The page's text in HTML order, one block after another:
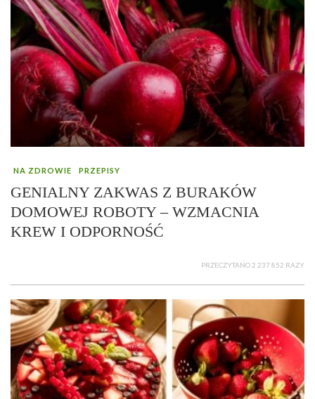
NA ZDROWIE PRZEPISY
GENIALNY ZAKWAS Z BURAKÓW
DOMOWEJ ROBOTY – WZMACNIA
KREW I ODPORNOŚĆ
PRZECZYTANO 2 237 852 RAZY